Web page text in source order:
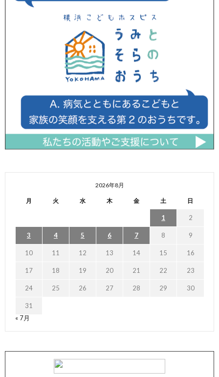
2026年8月
月 火 水 木 金 土 日
1 2
3 4 5 6 7 8 9
10 11 12 13 14 15 16
17 18 19 20 21 22 23
24 25 26 27 28 29 30
31
« 7月